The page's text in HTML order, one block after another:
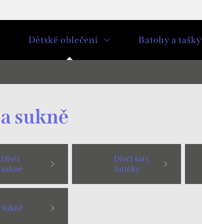
Dětské oblečení Batohy a tašky
sukně
Dívčí
sukně
Dívčí šaty,
šatičky
Sukně